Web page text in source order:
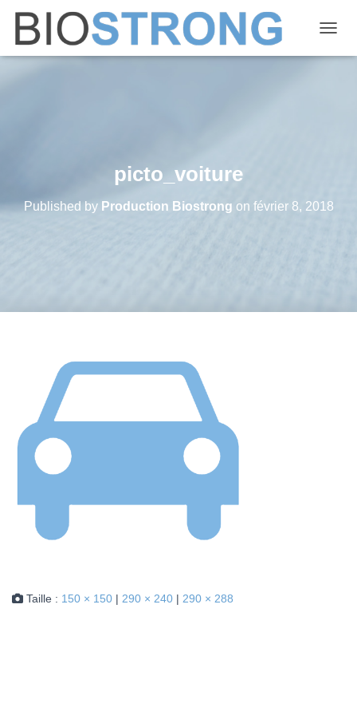
picto_voiture
Published by Production Biostrong on février 8, 2018
Taille : 150 × 150 | 290 × 240 | 290 × 288